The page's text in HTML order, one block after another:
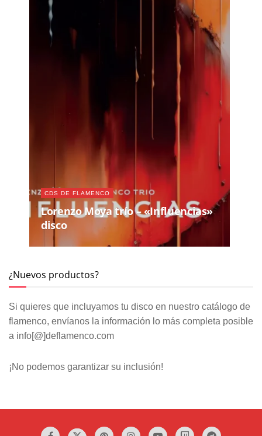
CDS DE FLAMENCO
Lorenzo Moya trío – «Influencias»
disco
¿Nuevos productos?
Si quieres que incluyamos tu disco en nuestro catálogo de
flamenco, envíanos la información lo más completa posible
a info[@]deflamenco.com
¡No podemos garantizar su inclusión!